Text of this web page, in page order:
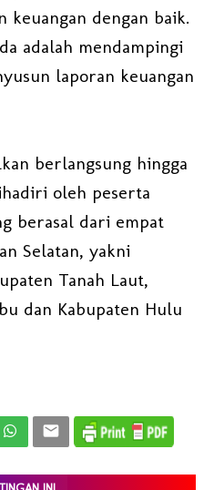
keuangan dengan baik.
adalah mendampingi
laporan keuangan
berlangsung hingga
oleh peserta
berasal dari empat
Selatan, yakni
Tanah Laut,
dan Kabupaten Hulu